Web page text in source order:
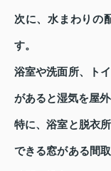
次に、水まわりの
す。
浴室や洗面所、ト
があると湿気を屋
特に、浴室と脱衣
できる窓がある間